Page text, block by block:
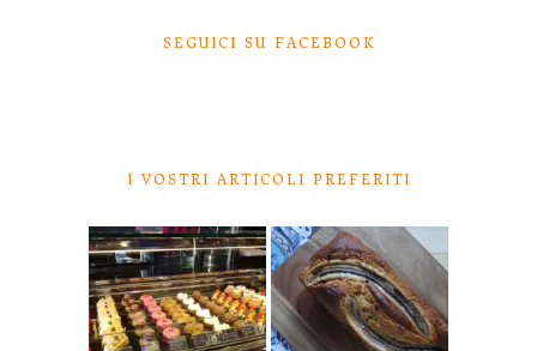
SEGUICI SU FACEBOOK
I VOSTRI ARTICOLI PREFERITI